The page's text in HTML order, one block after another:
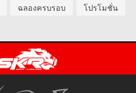
ฉลองครบรอบ โปรโมชั่น